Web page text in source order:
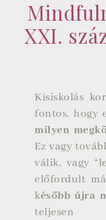
XXI.
Kisiskolás
fontos, hogy
milyen
Ez vagy
válik, vagy
előfordult
később újra
teljesen